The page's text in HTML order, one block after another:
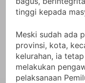
tinggi kepada
Meski sudah ada
provinsi, kota,
kelurahan, ia
melakukan
pelaksanaan